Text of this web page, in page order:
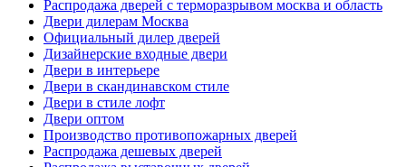
Распродажа дверей с терморазрывом москва и область
Двери дилерам Москва
Официальный дилер дверей
Дизайнерские входные двери
Двери в интерьере
Двери в скандинавском стиле
Двери в стиле лофт
Двери оптом
Производство противопожарных дверей
Распродажа дешевых дверей